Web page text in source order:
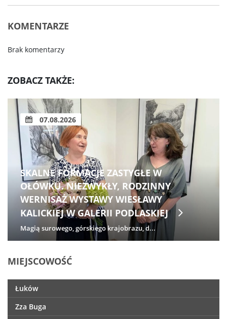
KOMENTARZE
Brak komentarzy
ZOBACZ TAKŻE:
07.08.2026
SKALNE FORMACJE ZASTYGŁE W
OŁÓWKU. NIEZWYKŁY, RODZINNY
WERNISAŻ WYSTAWY WIESŁAWY
KALICKIEJ W GALERII PODLASKIEJ
Magią surowego, górskiego krajobrazu, d...
MIEJSCOWOŚĆ
Łuków
Zza Buga